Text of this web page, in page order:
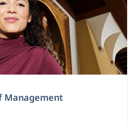
Management